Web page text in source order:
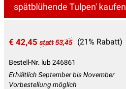
spätblühende Tulpen' kaufen
€ 42,45 statt 53,45 (21% Rabatt)
Bestell-Nr. lub 246861
Erhältlich September bis November
Vorbestellung möglich